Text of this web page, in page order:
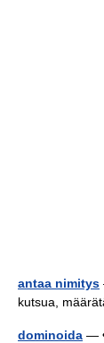
antaa nimitys
kutsua,
dominoida —